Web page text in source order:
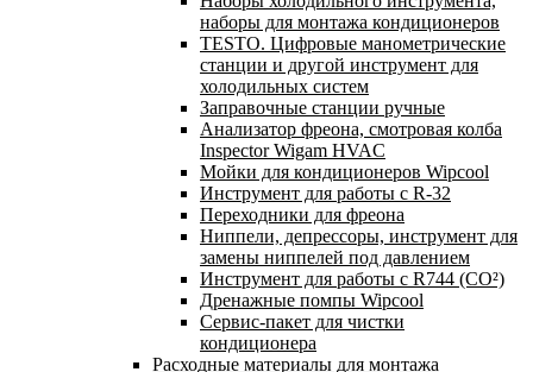
наборы для монтажа кондиционеров
TESTO. Цифровые манометрические
станции и другой инструмент для
холодильных систем
Заправочные станции ручные
Анализатор фреона, смотровая колба
Inspector Wigam HVAC
Мойки для кондиционеров Wipcool
Инструмент для работы с R-32
Переходники для фреона
Ниппели, депрессоры, инструмент для
замены ниппелей под давлением
Инструмент для работы с R744 (CO²)
Дренажные помпы Wipcool
Сервис-пакет для чистки
кондиционера
Расходные материалы для монтажа